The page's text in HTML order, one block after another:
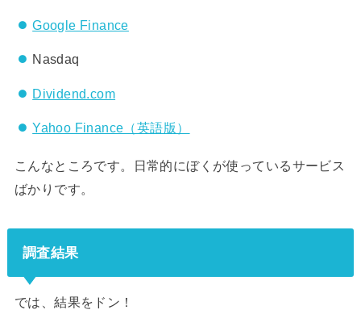
Google Finance
Nasdaq
Dividend.com
Yahoo Finance（英語版）
こんなところです。日常的にぼくが使っているサービス
ばかりです。
調査結果
では、結果をドン！